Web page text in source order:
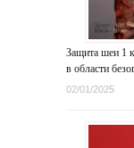
Защита шеи 1
в области
02/01/2025